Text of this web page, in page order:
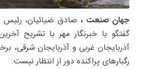
جهان صنعت ، صادق ضیائیان،
آذربایجان غربی و آذربایجان
رگبارهای پراکنده دور از انتظار نیست.